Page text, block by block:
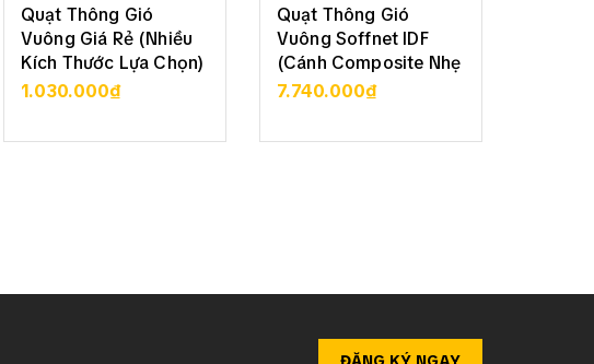
Quạt Thông Gió
Vuông Giá Rẻ (Nhiều
Kích Thước Lựa Chọn)
1.030.000₫
XEM CHI TIẾT
Quạt Thông Gió
Vuông Soffnet IDF
(Cánh Composite Nhẹ
Bền)
7.740.000₫
XEM CHI TIẾT